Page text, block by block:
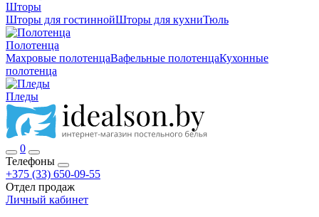
Шторы
Шторы для гостиннойШторы для кухниТюль
Полотенца
Махровые полотенцаВафельные полотенцаКухонные
полотенца
Пледы
0
Телефоны
+375 (33) 650-09-55
Отдел продаж
Личный кабинет